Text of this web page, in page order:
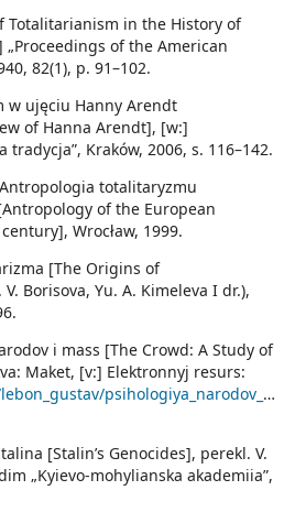
Totalitarianism in the History of
of the American
82(1), p. 91–102.
w ujęciu Hanny Arendt
of Hanna Arendt], [w:]
tradycja”, Kraków, 2006, s. 116–142.
totalitaryzmu
of the European
Wrocław, 1999.
[The Origins of
Borisova, Yu. А. Kimeleva I dr.),
i mass [The Crowd: A Study of
Maket, [v:] Elektronnyj resurs:
psihologiya_narodov_i_mass.html
[Stalin’s Genocides], perekl. V.
„Kyievo-mohylianska akademiia”,